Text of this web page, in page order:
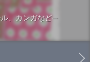
ル、カンガなど—